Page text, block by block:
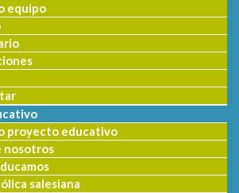
equipo
proyecto educativo
nosotros
salesiana